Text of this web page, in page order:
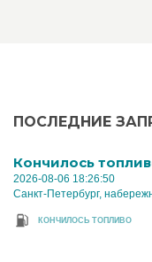
ПОСЛЕДНИЕ
Кончилось
2026-08-06 18:26:50
Санкт-Петербург,
КОНЧИЛОСЬ ТОПЛИВО